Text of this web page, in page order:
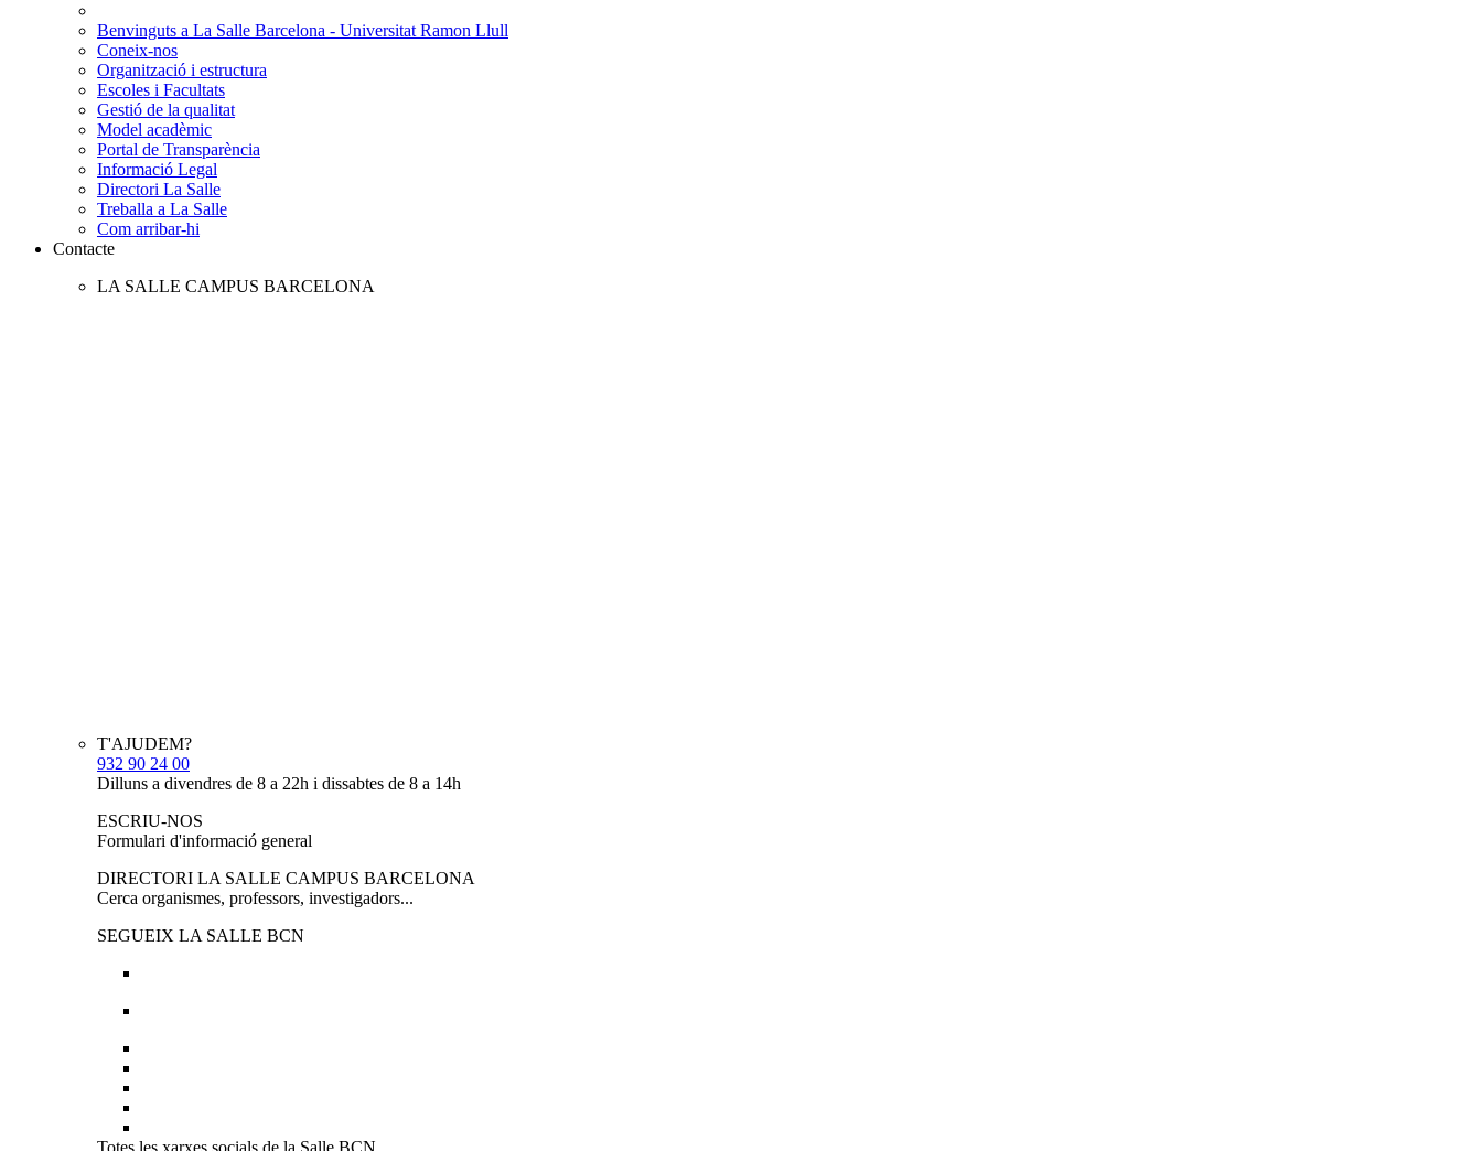
Benvinguts a La Salle Barcelona - Universitat Ramon Llull
Coneix-nos
Organització i estructura
Escoles i Facultats
Gestió de la qualitat
Model acadèmic
Portal de Transparència
Informació Legal
Directori La Salle
Treballa a La Salle
Com arribar-hi
Contacte
LA SALLE CAMPUS BARCELONA
T'AJUDEM?
932 90 24 00
Dilluns a divendres de 8 a 22h i dissabtes de 8 a 14h
ESCRIU-NOS
Formulari d'informació general
DIRECTORI LA SALLE CAMPUS BARCELONA
Cerca organismes, professors, investigadors...
SEGUEIX LA SALLE BCN
Totes les xarxes socials de la Salle BCN